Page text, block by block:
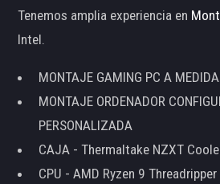
Tenemos amplia experiencia en
Intel.
MONTAJE GAMING PC A MEDIDA
MONTAJE ORDENADOR
PERSONALIZADA
CAJA - Thermaltake NZXT
CPU - AMD Ryzen 9